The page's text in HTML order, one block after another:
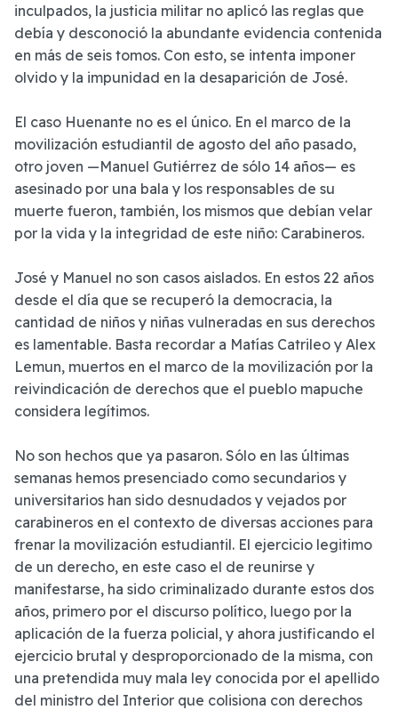
inculpados, la justicia militar no aplicó las reglas que
debía y desconoció la abundante evidencia contenida
en más de seis tomos. Con esto, se intenta imponer
olvido y la impunidad en la desaparición de José.
El caso Huenante no es el único. En el marco de la
movilización estudiantil de agosto del año pasado,
otro joven —Manuel Gutiérrez de sólo 14 años— es
asesinado por una bala y los responsables de su
muerte fueron, también, los mismos que debían velar
por la vida y la integridad de este niño: Carabineros.
José y Manuel no son casos aislados. En estos 22 años
desde el día que se recuperó la democracia, la
cantidad de niños y niñas vulneradas en sus derechos
es lamentable. Basta recordar a Matías Catrileo y Alex
Lemun, muertos en el marco de la movilización por la
reivindicación de derechos que el pueblo mapuche
considera legítimos.
No son hechos que ya pasaron. Sólo en las últimas
semanas hemos presenciado como secundarios y
universitarios han sido desnudados y vejados por
carabineros en el contexto de diversas acciones para
frenar la movilización estudiantil. El ejercicio legitimo
de un derecho, en este caso el de reunirse y
manifestarse, ha sido criminalizado durante estos dos
años, primero por el discurso político, luego por la
aplicación de la fuerza policial, y ahora justificando el
ejercicio brutal y desproporcionado de la misma, con
una pretendida muy mala ley conocida por el apellido
del ministro del Interior que colisiona con derechos